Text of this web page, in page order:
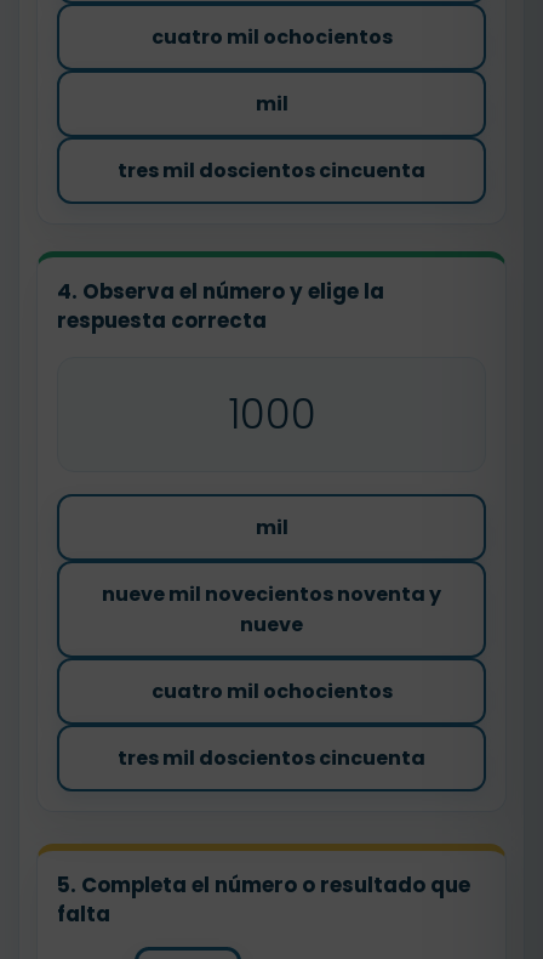
cuatro mil ochocientos
mil
tres mil doscientos cincuenta
4. Observa el número y elige la
respuesta correcta
1000
mil
nueve mil novecientos noventa y
nueve
cuatro mil ochocientos
tres mil doscientos cincuenta
5. Completa el número o resultado que
falta